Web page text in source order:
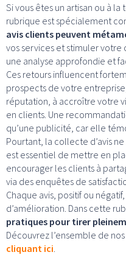
Si vous êtes un artisan ou à la
rubrique est spécialement
avis clients peuvent
vos services et stimuler votre
une analyse approfondie et
Ces retours influencent
prospects de votre
réputation, à accroître votre
en clients. Une
qu’une publicité, car elle
Pourtant, la collecte d’avis
est essentiel de mettre en
encourager les clients à
via des enquêtes de
Chaque avis, positif ou
d’amélioration. Dans cette
pratiques pour tirer
Découvrez l’ensemble de
cliquant ici